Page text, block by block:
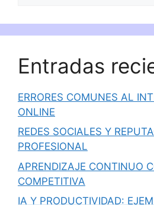
Entradas
ERRORES COMUNES AL
ONLINE
REDES SOCIALES Y
PROFESIONAL
APRENDIZAJE CONTINUO
COMPETITIVA
IA Y PRODUCTIVIDAD: